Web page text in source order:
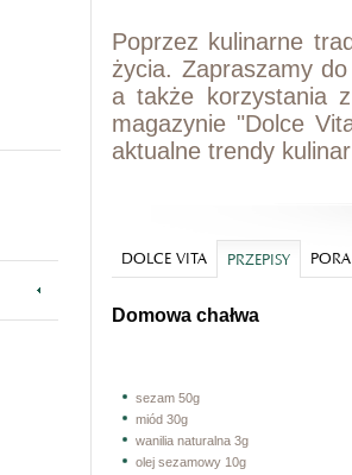
Poprzez kulinarne
życia. Zapraszamy
a także korzystania
magazynie "Dolce
aktualne trendy
DOLCE VITA PRZEPISY
Domowa chałwa
sezam 50g
miód 30g
wanilia naturalna 3g
olej sezamowy 10g